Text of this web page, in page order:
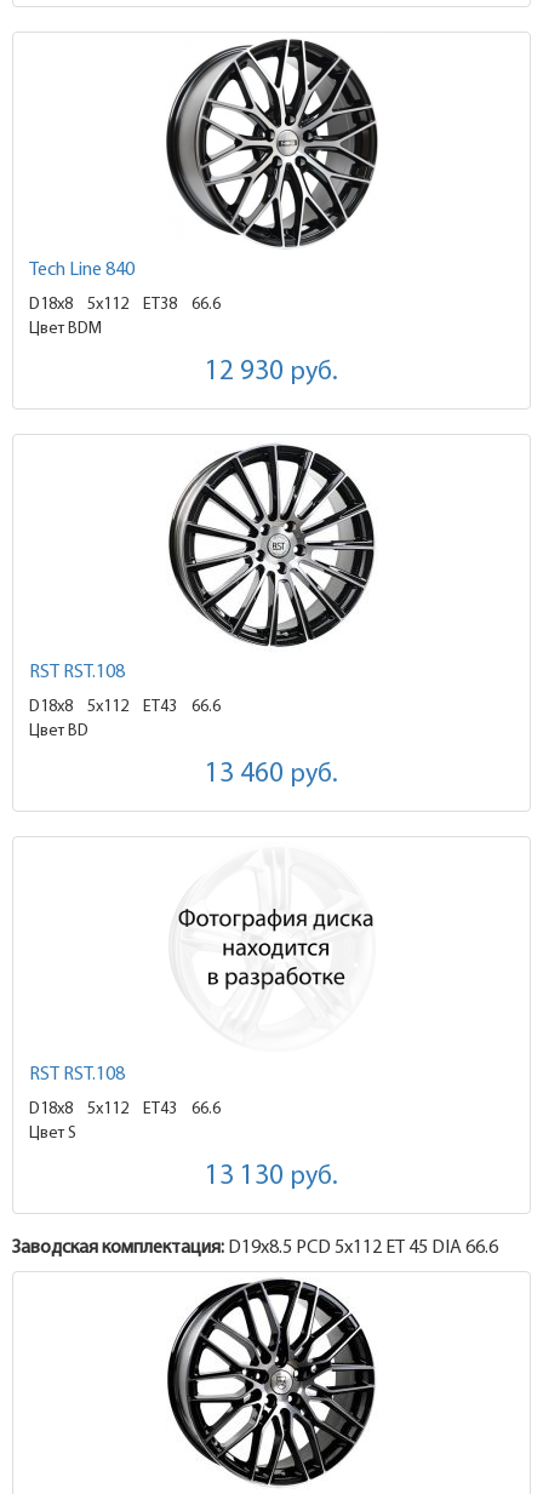
Tech Line 840
D18x8 5x112 ET38
66.6
Цвет BDM
12 930 руб.
RST RST.108
D18x8 5x112 ET43
66.6
Цвет BD
13 460 руб.
RST RST.108
D18x8 5x112 ET43
66.6
Цвет S
13 130 руб.
Заводская комплектация: D19x8.5 PCD 5x112 ET 45 DIA 66.6